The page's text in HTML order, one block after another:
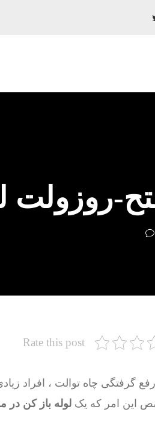
روزولت
Rate this post
گرفتگی چاه توالت ، افراد
این امر که یک لوله باز کن در